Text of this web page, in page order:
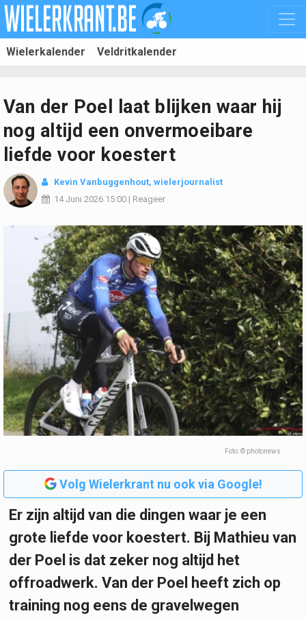
Wielerkalender Veldritkalender
Van der Poel laat blijken waar hij
nog altijd een onvermoeibare
liefde voor koestert
Kevin Vanbuggenhout, wielerjournalist
14 Juni 2026 15:00 | Reageer
Foto: © photonews
Volg Wielerkrant nu ook via Google!
Er zijn altijd van die dingen waar je een
grote liefde voor koestert. Bij Mathieu van
der Poel is dat zeker nog altijd het
offroadwerk. Van der Poel heeft zich op
training nog eens de gravelwegen